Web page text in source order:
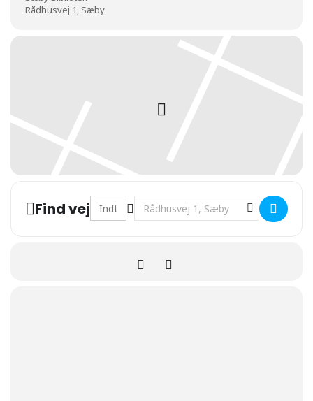
Rådhusvej 1, Sæby
Find vej Address - Skattejagt på dragens bibliotek []
Destination Address - Skattejagt